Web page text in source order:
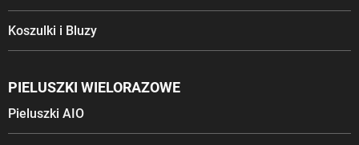
Koszulki i Bluzy
PIELUSZKI WIELORAZOWE
Pieluszki AIO